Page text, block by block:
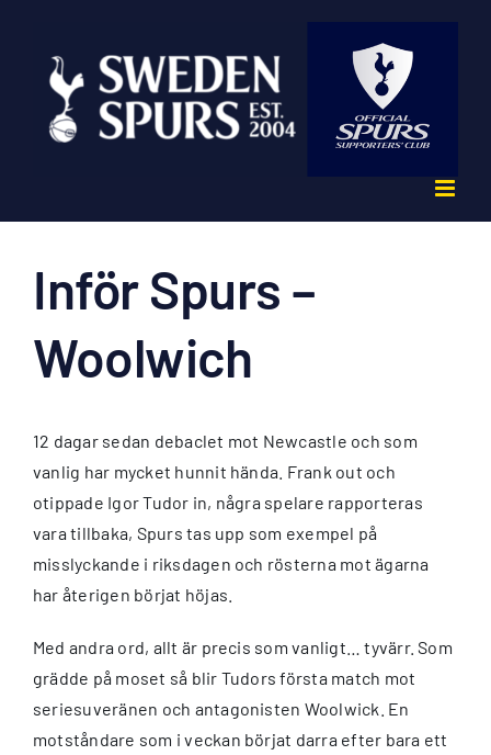
innehållet
Inför Spurs –
Woolwich
12 dagar sedan debaclet mot Newcastle och som
vanlig har mycket hunnit hända. Frank out och
otippade Igor Tudor in, några spelare rapporteras
vara tillbaka, Spurs tas upp som exempel på
misslyckande i riksdagen och rösterna mot ägarna
har återigen börjat höjas.
Med andra ord, allt är precis som vanligt… tyvärr. Som
grädde på moset så blir Tudors första match mot
seriesuveränen och antagonisten Woolwick. En
motståndare som i veckan börjat darra efter bara ett